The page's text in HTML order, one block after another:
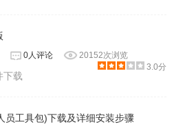
0人评论
20152次浏览
3.0分
下载
员工具包)下载及详细安装步骤